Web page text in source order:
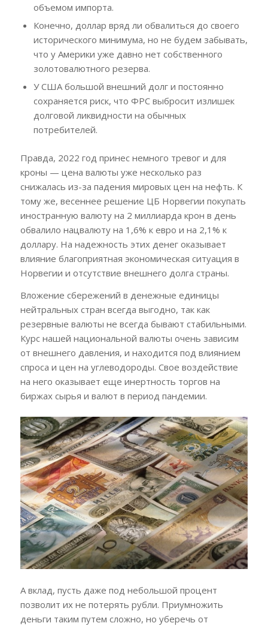
объемом импорта.
Конечно, доллар вряд ли обвалиться до своего
исторического минимума, но не будем забывать,
что у Америки уже давно нет собственного
золотовалютного резерва.
У США большой внешний долг и постоянно
сохраняется риск, что ФРС выбросит излишек
долговой ликвидности на обычных
потребителей.
Правда, 2022 год принес немного тревог и для
кроны — цена валюты уже несколько раз
снижалась из-за падения мировых цен на нефть. К
тому же, весеннее решение ЦБ Норвегии покупать
иностранную валюту на 2 миллиарда крон в день
обвалило нацвалюту на 1,6% к евро и на 2,1% к
доллару. На надежность этих денег оказывает
влияние благоприятная экономическая ситуация в
Норвегии и отсутствие внешнего долга страны.
Вложение сбережений в денежные единицы
нейтральных стран всегда выгодно, так как
резервные валюты не всегда бывают стабильными.
Курс нашей национальной валюты очень зависим
от внешнего давления, и находится под влиянием
спроса и цен на углеводороды. Свое воздействие
на него оказывает еще инертность торгов на
биржах сырья и валют в период пандемии.
А вклад, пусть даже под небольшой процент
позволит их не потерять рубли. Приумножить
деньги таким путем сложно, но уберечь от